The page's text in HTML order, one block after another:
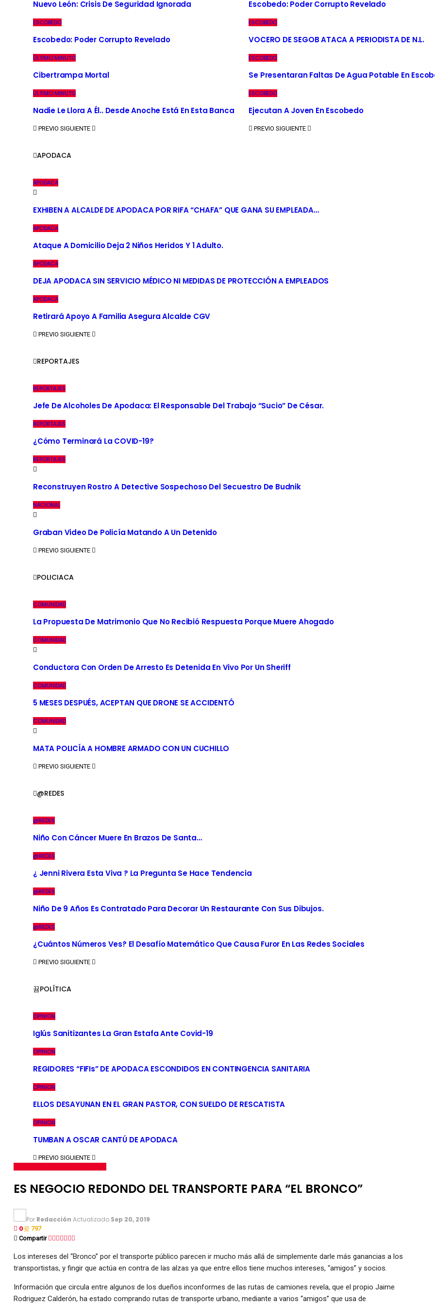
Nuevo León: Crisis De Seguridad Ignorada
ESCOBEDO
Escobedo: Poder Corrupto Revelado
ÚLTIMO MINUTO
Cibertrampa Mortal
ÚLTIMO MINUTO
Nadie Le Llora A Él.. Desde Anoche Está En Esta Banca
PREVIO SIGUIENTE
Escobedo: Poder Corrupto Revelado
ESCOBEDO
VOCERO DE SEGOB ATACA A PERIODISTA DE N.L.
ESCOBEDO
Se Presentaran Faltas De Agua Potable En
ESCOBEDO
Ejecutan A Joven En Escobedo
PREVIOSIGUIENTE
APODACA
APODACA
EXHIBEN A ALCALDE DE APODACA POR RIFA “CHAFA” QUE GANA SU EMPLEADA…
APODACA
Ataque A Domicilio Deja 2 Niños Heridos Y 1 Adulto.
APODACA
DEJA APODACA SIN SERVICIO MÉDICO NI MEDIDAS DE PROTECCIÓN A EMPLEADOS
APODACA
Retirará Apoyo A Familia Asegura Alcalde CGV
PREVIO SIGUIENTE
REPORTAJES
REPORTAJES
Jefe De Alcoholes De Apodaca: El Responsable Del Trabajo “sucio” De César.
REPORTAJES
¿Cómo Terminará La COVID-19?
REPORTAJES
Reconstruyen Rostro A Detective Sospechoso Del Secuestro De Budnik
NACIONAL
Graban Video De Policía Matando A Un Detenido
PREVIO SIGUIENTE
POLICIACA
COMUNIDAD
La Propuesta De Matrimonio Que No Recibió Respuesta Porque Muere Ahogado
COMUNIDAD
Conductora Con Orden De Arresto Es Detenida En Vivo Por Un Sheriff
COMUNIDAD
5 MESES DESPUÉS, ACEPTAN QUE DRONE SE ACCIDENTÓ
COMUNIDAD
MATA POLICÍA A HOMBRE ARMADO CON UN CUCHILLO
PREVIO SIGUIENTE
@REDES
@REDES
Niño Con Cáncer Muere En Brazos De Santa…
@REDES
¿ Jenni Rivera Esta Viva ? La Pregunta Se Hace Tendencia
@REDES
Niño De 9 Años Es Contratado Para Decorar Un Restaurante Con Sus Dibujos.
@REDES
¿Cuántos Números Ves? El Desafío Matemático Que Causa Furor En Las Redes Sociales
PREVIO SIGUIENTE
POLÍTICA
OPINION
Iglús Sanitizantes La Gran Estafa Ante Covid-19
OPINION
REGIDORES “FIFIs” DE APODACA ESCONDIDOS EN CONTINGENCIA SANITARIA
OPINION
ELLOS DESAYUNAN EN EL GRAN PASTOR, CON SUELDO DE RESCATISTA
OPINION
TUMBAN A OSCAR CANTÚ DE APODACA
PREVIO SIGUIENTE
ES NEGOCIO REDONDO DEL TRANSPORTE PARA “EL BRONCO”
Por Redacción Actualizado Sep 20, 2019
0
797
Compartir
Los intereses del “Bronco” por el transporte público parecen ir mucho más allá de simplemente darle más ganancias a los
transportistas, y fingir que actúa en contra de las alzas ya que entre ellos tiene muchos intereses, “amigos” y socios.
Información que circula entre algunos de los dueños inconformes de las rutas de camiones revela, que el propio Jaime
Rodriguez Calderón, ha estado comprando rutas de transporte urbano, mediante a varios “amigos” que usa de